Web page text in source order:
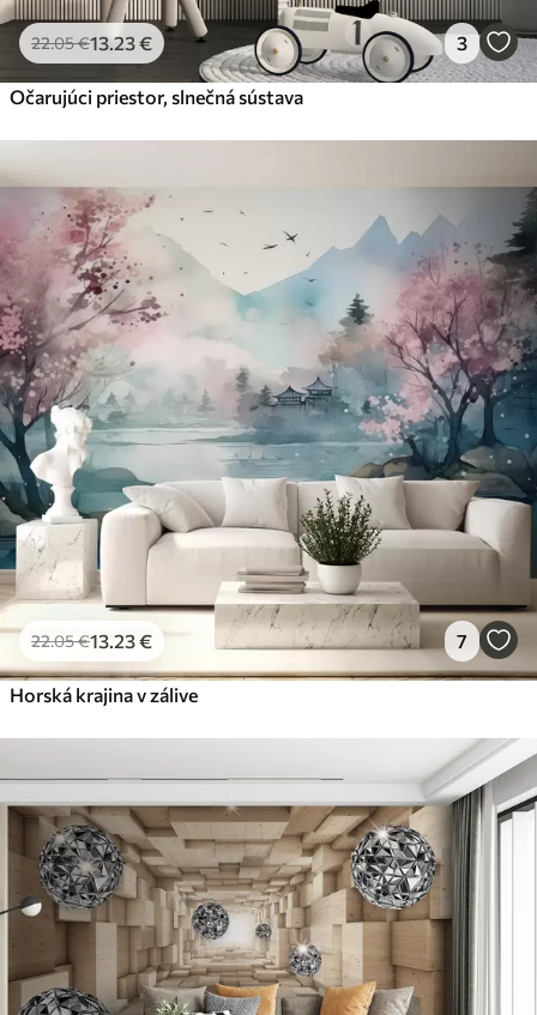
22.05€13.23€ 3
Očarujúci priestor, slnečná sústava
22.05€13.23€ 7
Horská krajina v zálive